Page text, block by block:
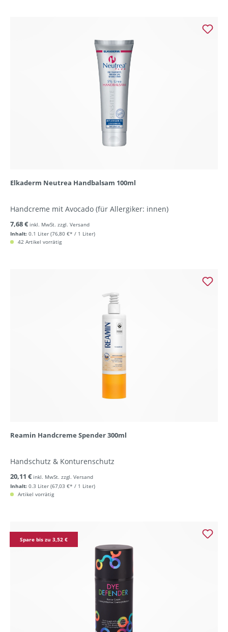
Elkaderm Neutrea Handbalsam 100ml
Handcreme mit Avocado (für Allergiker: innen)
Inhalt: 0.1 Liter (76,80 €* / 1 Liter)
7,68 € inkl. MwSt. zzgl. Versand
42 Artikel vorrätig
Reamin Handcreme Spender 300ml
Handschutz & Konturenschutz
Inhalt: 0.3 Liter (67,03 €* / 1 Liter)
20,11 € inkl. MwSt. zzgl. Versand
Artikel vorrätig
Spare bis zu 3,52 €